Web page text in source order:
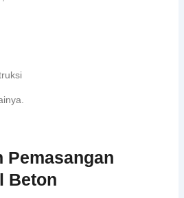
Pemasangan
Beton